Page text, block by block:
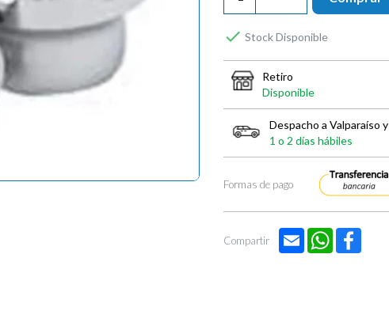
 Stock Disponible
Retiro
Disponible
Despacho a Valparaíso
1 o 2 días hábiles
Formas de pago
Compartir Email WhatsApp